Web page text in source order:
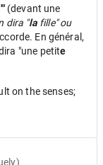
(devant une
dira "lafille" ou
En général,
"une petite
on the senses;